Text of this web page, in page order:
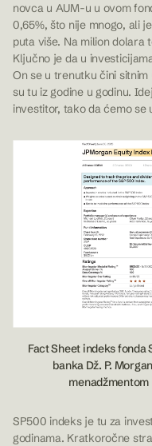
novca u AUM-u u ovom
0,65%, što nije mnogo, ali
puta više. Na milion dolara
Ključno je da u
On se u trenutku čini
su tu iz godine u godinu.
investitor, tako da ćemo se
Fact Sheet indeks
banka Dž. P.
SP500 indeks je tu za
godinama. Kratkoročne